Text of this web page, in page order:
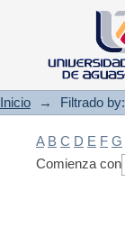
Inicio → Filtrado
A B C D E F G
Comienza con